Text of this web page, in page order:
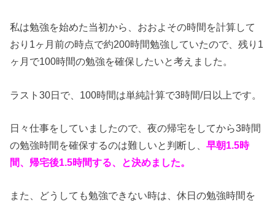
私は勉強を始めた当初から、おおよその時間を計算して
おり1ヶ月前の時点で約200時間勉強していたので、残り1
ヶ月で100時間の勉強を確保したいと考えました。
ラスト30日で、100時間は単純計算で3時間/日以上です。
日々仕事をしていましたので、夜の帰宅をしてから3時間
の勉強時間を確保するのは難しいと判断し、早朝1.5時
間、帰宅後1.5時間する、と決めました。
また、どうしても勉強できない時は、休日の勉強時間を